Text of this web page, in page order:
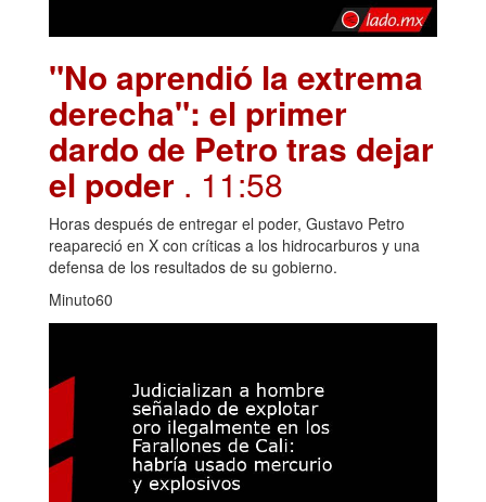
"No aprendió la extrema
derecha": el primer
dardo de Petro tras dejar
el poder . 11:58
Horas después de entregar el poder, Gustavo Petro
reapareció en X con críticas a los hidrocarburos y una
defensa de los resultados de su gobierno.
Minuto60